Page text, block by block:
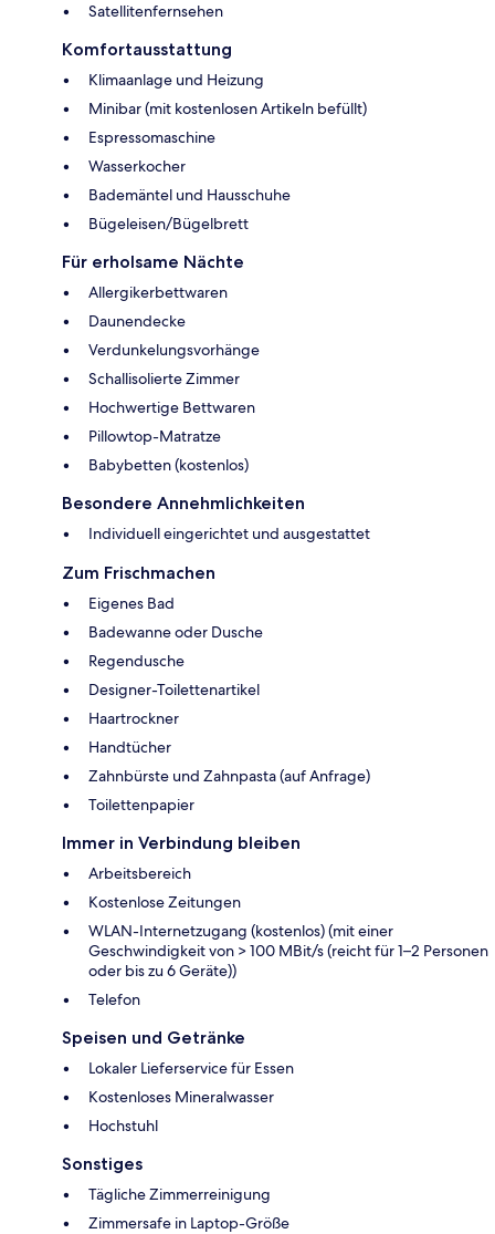
Satellitenfernsehen
Komfortausstattung
Klimaanlage und Heizung
Minibar (mit kostenlosen Artikeln befüllt)
Espressomaschine
Wasserkocher
Bademäntel und Hausschuhe
Bügeleisen/Bügelbrett
Für erholsame Nächte
Allergikerbettwaren
Daunendecke
Verdunkelungsvorhänge
Schallisolierte Zimmer
Hochwertige Bettwaren
Pillowtop-Matratze
Babybetten (kostenlos)
Besondere Annehmlichkeiten
Individuell eingerichtet und ausgestattet
Zum Frischmachen
Eigenes Bad
Badewanne oder Dusche
Regendusche
Designer-Toilettenartikel
Haartrockner
Handtücher
Zahnbürste und Zahnpasta (auf Anfrage)
Toilettenpapier
Immer in Verbindung bleiben
Arbeitsbereich
Kostenlose Zeitungen
WLAN-Internetzugang (kostenlos) (mit einer
Geschwindigkeit von > 100 MBit/s (reicht für 1–2 Personen
oder bis zu 6 Geräte))
Telefon
Speisen und Getränke
Lokaler Lieferservice für Essen
Kostenloses Mineralwasser
Hochstuhl
Sonstiges
Tägliche Zimmerreinigung
Zimmersafe in Laptop-Größe